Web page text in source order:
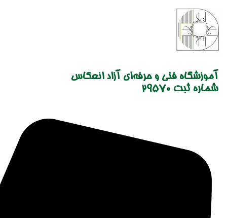
content
آموزشگاه فنی و حرفه‌ای آزاد انعکاس
شماره ثبت 29570